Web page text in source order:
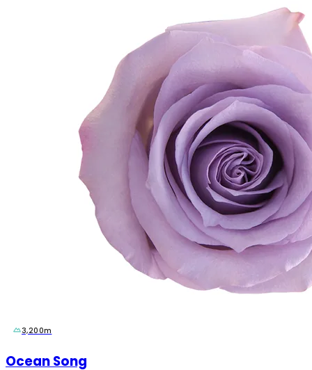
3,200m
Ocean Song